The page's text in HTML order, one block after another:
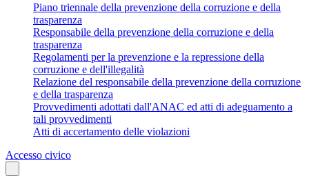
Piano triennale della prevenzione della corruzione e della
trasparenza
Responsabile della prevenzione della corruzione e della
trasparenza
Regolamenti per la prevenzione e la repressione della
corruzione e dell'illegalità
Relazione del responsabile della prevenzione della corruzione
e della trasparenza
Provvedimenti adottati dall'ANAC ed atti di adeguamento a
tali provvedimenti
Atti di accertamento delle violazioni
Accesso civico